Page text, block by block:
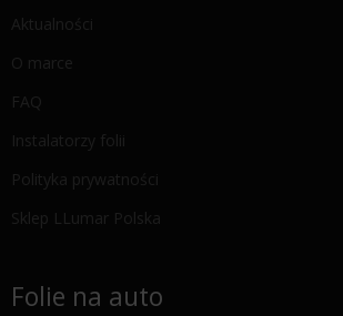
Aktualności
O marce
FAQ
Instalatorzy folii
Polityka prywatności
Sklep LLumar Polska
Folie na auto